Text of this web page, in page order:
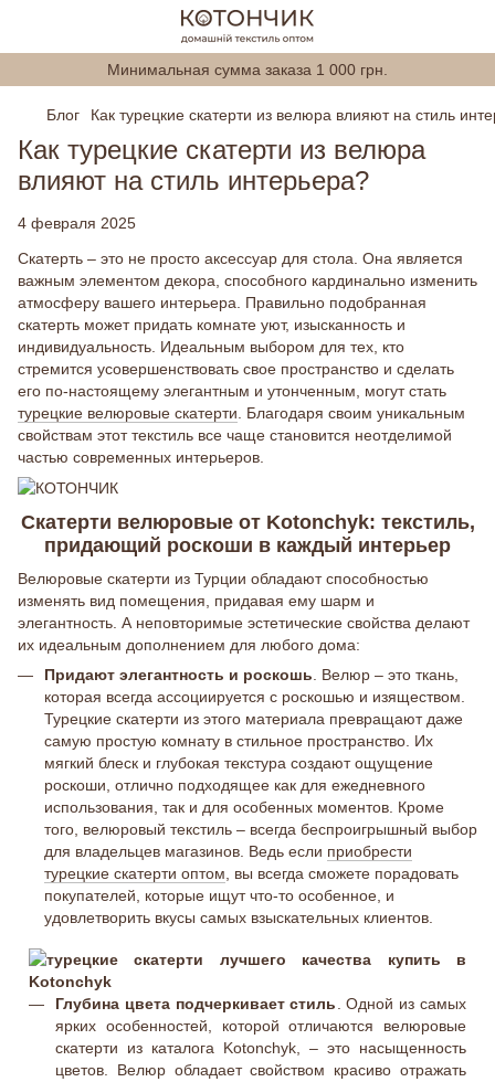
Минимальная сумма заказа 1 000 грн.
Блог Как турецкие скатерти из велюра влияют на стиль
Как турецкие скатерти из велюра
влияют на стиль интерьера?
4 февраля 2025
Скатерть – это не просто аксессуар для стола. Она является
важным элементом декора, способного кардинально изменить
атмосферу вашего интерьера. Правильно подобранная
скатерть может придать комнате уют, изысканность и
индивидуальность. Идеальным выбором для тех, кто
стремится усовершенствовать свое пространство и сделать
его по-настоящему элегантным и утонченным, могут стать
турецкие велюровые скатерти . Благодаря своим уникальным
свойствам этот текстиль все чаще становится неотделимой
частью современных интерьеров.
Скатерти велюровые от Kotonchyk: текстиль,
придающий роскоши в каждый интерьер
Велюровые скатерти из Турции обладают способностью
изменять вид помещения, придавая ему шарм и
элегантность. А неповторимые эстетические свойства делают
их идеальным дополнением для любого дома:
Придают элегантность и роскошь . Велюр – это ткань,
которая всегда ассоциируется с роскошью и изяществом.
Турецкие скатерти из этого материала превращают даже
самую простую комнату в стильное пространство. Их
мягкий блеск и глубокая текстура создают ощущение
роскоши, отлично подходящее как для ежедневного
использования, так и для особенных моментов. Кроме
того, велюровый текстиль – всегда беспроигрышный выбор
для владельцев магазинов. Ведь если приобрести
турецкие скатерти оптом , вы всегда сможете порадовать
покупателей, которые ищут что-то особенное, и
удовлетворить вкусы самых взыскательных клиентов.
Глубина цвета подчеркивает стиль. Одной из самых
ярких особенностей, которой отличаются велюровые
скатерти из каталога Kotonchyk, – это насыщенность
цветов. Велюр обладает свойством красиво отражать